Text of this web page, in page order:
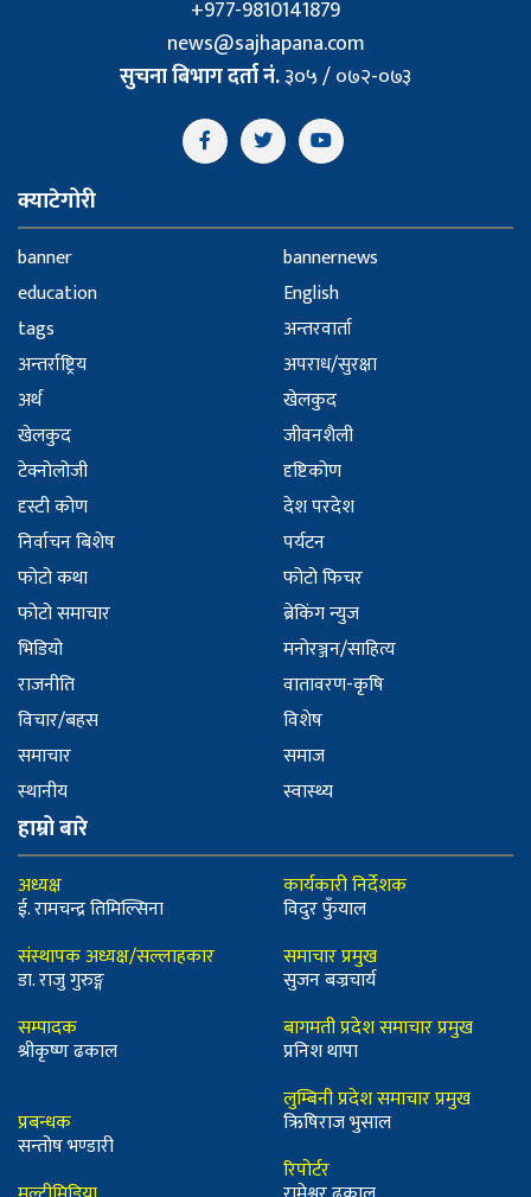
+977-9810141879
news@sajhapana.com
सुचना बिभाग दर्ता नं.३०५ / ०७२-०७३
क्याटेगोरी
banner
bannernews
education
English
tags
अन्तरवार्ता
अन्तर्राष्ट्रिय
अपराध/सुरक्षा
अर्थ
खेलकुद
खेलकुद
जीवनशैली
टेक्नोलोजी
दृष्टिकोण
दृस्टी कोण
देश परदेश
निर्वाचन बिशेष
पर्यटन
फोटो कथा
फोटो फिचर
फोटो समाचार
ब्रेकिंग न्युज
भिडियो
मनोरञ्जन/साहित्य
राजनीति
वातावरण-कृषि
विचार/बहस
विशेष
समाचार
समाज
स्थानीय
स्वास्थ्य
हाम्रो बारे
अध्यक्ष
ई. रामचन्द्र तिमिल्सिना
संस्थापक अध्यक्ष/सल्लाहकार
डा. राजु गुरुङ्ग
सम्पादक
श्रीकृष्ण ढकाल
प्रबन्धक
सन्तोष भण्डारी
कार्यकारी निर्देशक
विदुर फुँयाल
समाचार प्रमुख
सुजन बज्रचार्य
बागमती प्रदेश समाचार प्रमुख
प्रनिश थापा
लुम्बिनी प्रदेश समाचार प्रमुख
ऋिषिराज भुसाल
रिपोर्टर